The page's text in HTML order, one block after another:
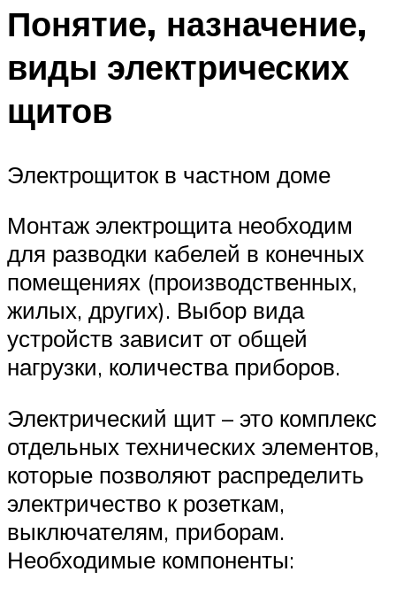
Понятие, назначение,
виды электрических
щитов
Электрощиток в частном доме
Монтаж электрощита необходим
для разводки кабелей в конечных
помещениях (производственных,
жилых, других). Выбор вида
устройств зависит от общей
нагрузки, количества приборов.
Электрический щит – это комплекс
отдельных технических элементов,
которые позволяют распределить
электричество к розеткам,
выключателям, приборам.
Необходимые компоненты: